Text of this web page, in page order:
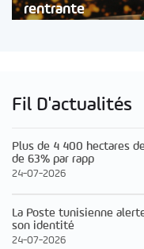
rentrante
Fil D'actualités
Plus de 4 400 hectares
de 63% par rapp
24-07-2026
La Poste tunisienne
son identité
24-07-2026